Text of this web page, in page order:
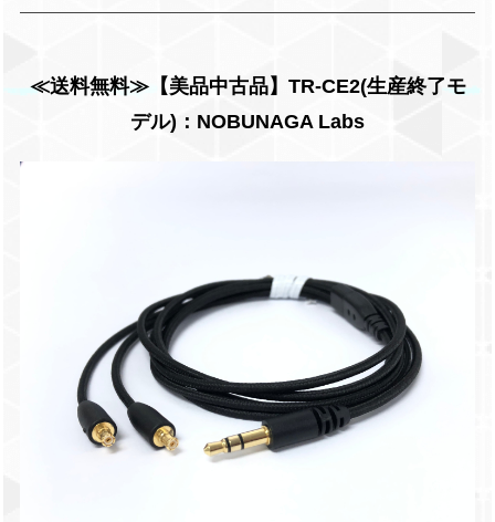
≪送料無料≫【美品中古品】TR-CE2(生産終了モ
デル)：NOBUNAGA Labs